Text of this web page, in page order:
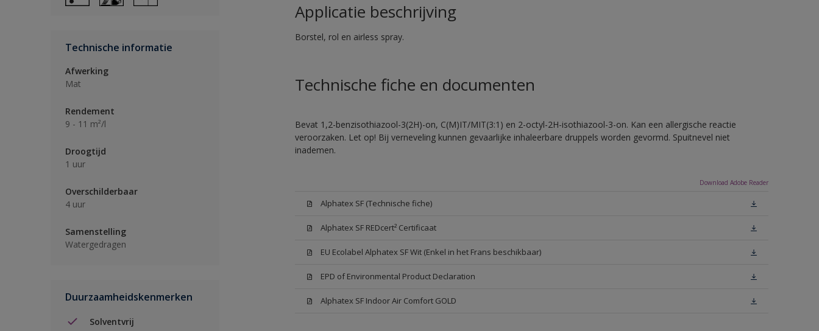
Technische informatie
Afwerking
Mat
Rendement
9 - 11 m²/l
Droogtijd
1 uur
Overschilderbaar
4 uur
Samenstelling
Watergedragen
Duurzaamheidskenmerken
Solventvrij
Applicatie beschrijving
Borstel, rol en airless spray.
Technische fiche en documenten
Bevat 1,2-benzisothiazool-3(2H)-on, C(M)IT/MIT(3:1) en 2-octyl-2H-isothiazool-3-on. Kan een allergische reactie
veroorzaken. Let op! Bij verneveling kunnen gevaarlijke inhaleerbare druppels worden gevormd. Spuitnevel niet
inademen.
Download Adobe Reader
Alphatex SF (Technische fiche)
Alphatex SF REDcert² Certificaat
EU Ecolabel Alphatex SF Wit (Enkel in het Frans beschikbaar)
EPD of Environmental Product Declaration
Alphatex SF Indoor Air Comfort GOLD